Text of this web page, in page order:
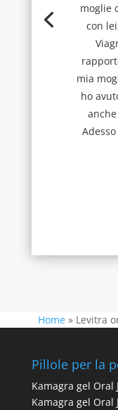
moglie
con
mia
ho
Home» Levitra
Pillole per la
Kamagra gel Oral
Kamagra gel Oral